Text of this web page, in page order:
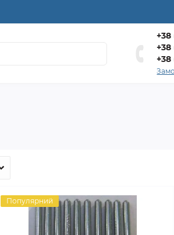
+38
+38
+38
Популярний